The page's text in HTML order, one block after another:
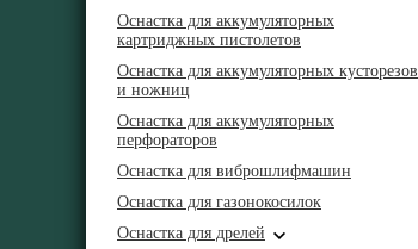
Оснастка для аккумуляторных
картриджных пистолетов
Оснастка для аккумуляторных кусторезов
и ножниц
Оснастка для аккумуляторных
перфораторов
Оснастка для виброшлифмашин
Оснастка для газонокосилок
Оснастка для дрелей